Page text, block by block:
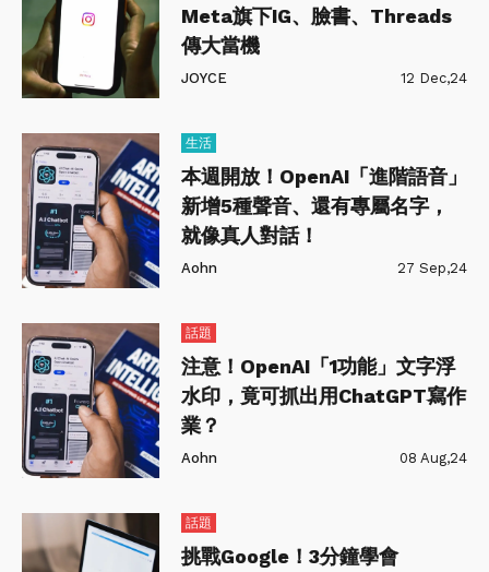
Meta旗下IG、臉書、Threads
傳大當機
JOYCE 12 Dec,24
生活
本週開放！OpenAI「進階語音」
新增5種聲音、還有專屬名字，
就像真人對話！
Aohn 27 Sep,24
話題
注意！OpenAI「1功能」文字浮
水印，竟可抓出用ChatGPT寫作
業？
Aohn 08 Aug,24
話題
挑戰Google！3分鐘學會